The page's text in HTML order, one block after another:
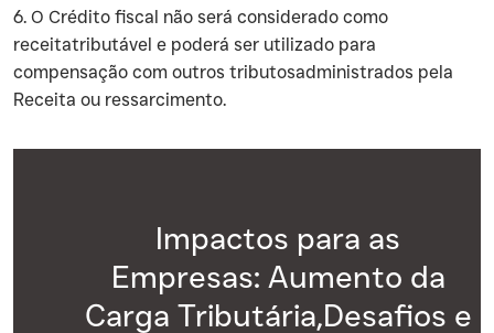
‍6. O Crédito fiscal não será considerado como
receitatributável e poderá ser utilizado para
compensação com outros tributosadministrados pela
Receita ou ressarcimento.
Impactos para as
Empresas: Aumento da
Carga Tributária,Desafios e